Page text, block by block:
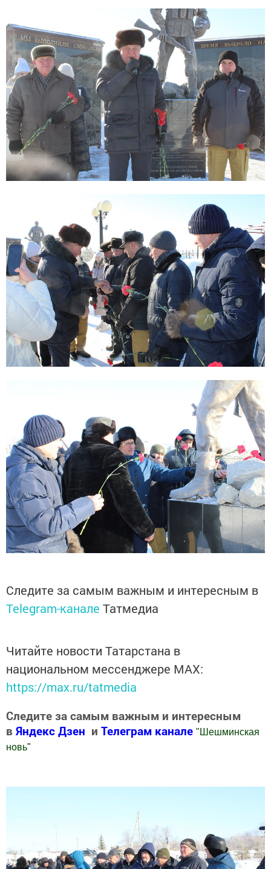
Следите за самым важным и интересным в
Telegram-канале Татмедиа
Читайте новости Татарстана в
национальном мессенджере MАХ:
https://max.ru/tatmedia
Следите за самым важным и интересным
в Яндекс Дзен и Телеграм канале " Шешминская
новь"